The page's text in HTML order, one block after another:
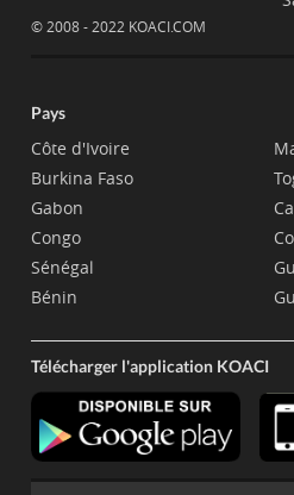
© 2008 - 2022 KOACI.COM
Pays
Côte d'Ivoire
Burkina Faso
Gabon
Congo
Sénégal
Bénin
Télécharger l'application KOACI